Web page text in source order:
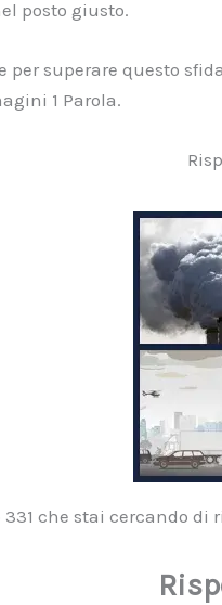
posto giusto.
superare questo
1 Parola.
che stai cercando di